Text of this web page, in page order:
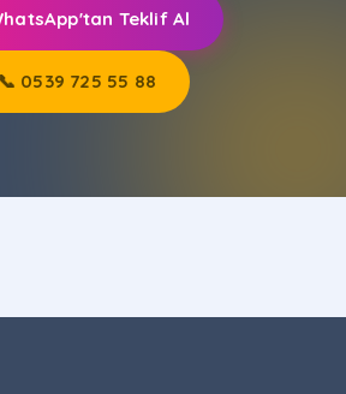
Teklif Al
📞 0539 725 55 88